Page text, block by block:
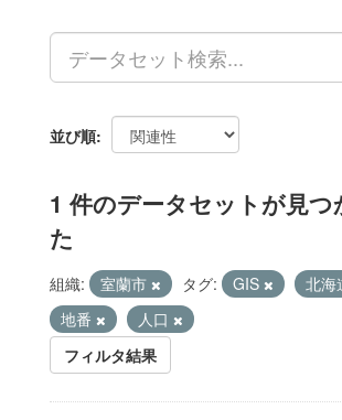
並び順
1 件のデータセットが見つ
た
組織: 室蘭市 タグ: GIS
北海
地番
人口
フィルタ結果